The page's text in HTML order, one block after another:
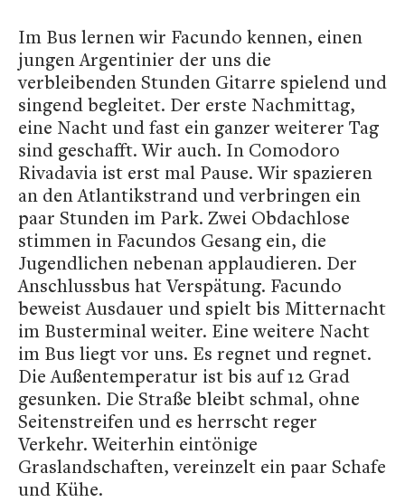
Im Bus lernen wir Facundo kennen, einen
jungen Argentinier der uns die
verbleibenden Stunden Gitarre spielend und
singend begleitet. Der erste Nachmittag,
eine Nacht und fast ein ganzer weiterer Tag
sind geschafft. Wir auch. In Comodoro
Rivadavia ist erst mal Pause. Wir spazieren
an den Atlantikstrand und verbringen ein
paar Stunden im Park. Zwei Obdachlose
stimmen in Facundos Gesang ein, die
Jugendlichen nebenan applaudieren. Der
Anschlussbus hat Verspätung. Facundo
beweist Ausdauer und spielt bis Mitternacht
im Busterminal weiter. Eine weitere Nacht
im Bus liegt vor uns. Es regnet und regnet.
Die Außentemperatur ist bis auf 12 Grad
gesunken. Die Straße bleibt schmal, ohne
Seitenstreifen und es herrscht reger
Verkehr. Weiterhin eintönige
Graslandschaften, vereinzelt ein paar Schafe
und Kühe.